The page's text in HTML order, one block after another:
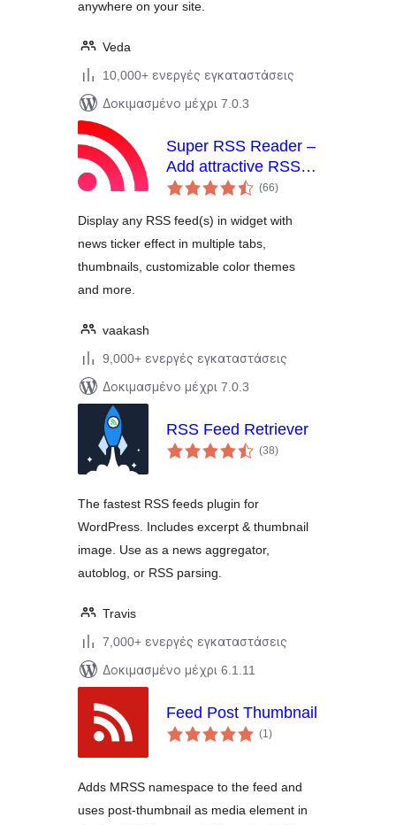
anywhere on your site.
Veda
10,000+ ενεργές εγκαταστάσεις
Δοκιμασμένο μέχρι 7.0.3
Super RSS Reader –
Add attractive RSS
Feed Widget (66αξιολογήσεις
σύνολο
)
Display any RSS feed(s) in widget with
news ticker effect in multiple tabs,
thumbnails, customizable color themes
and more.
vaakash
9,000+ ενεργές εγκαταστάσεις
Δοκιμασμένο μέχρι 7.0.3
RSS Feed Retriever
(38αξιολογήσεις
σύνολο
)
The fastest RSS feeds plugin for
WordPress. Includes excerpt & thumbnail
image. Use as a news aggregator,
autoblog, or RSS parsing.
Travis
7,000+ ενεργές εγκαταστάσεις
Δοκιμασμένο μέχρι 6.1.11
Feed Post Thumbnail
(1αξιολογήσεις
σύνολο
)
Adds MRSS namespace to the feed and
uses post-thumbnail as media element in